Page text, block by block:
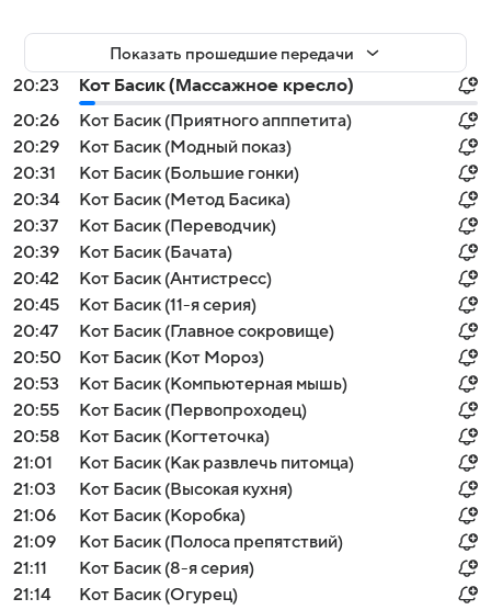
Показать прошедшие передачи
20:23
Кот Басик (Массажное кресло)
20:26
Кот Басик (Приятного апппетита)
20:29
Кот Басик (Модный показ)
20:31
Кот Басик (Большие гонки)
20:34
Кот Басик (Метод Басика)
20:37
Кот Басик (Переводчик)
20:39
Кот Басик (Бачата)
20:42
Кот Басик (Антистресс)
20:45
Кот Басик (11-я серия)
20:47
Кот Басик (Главное сокровище)
20:50
Кот Басик (Кот Мороз)
20:53
Кот Басик (Компьютерная мышь)
20:55
Кот Басик (Первопроходец)
20:58
Кот Басик (Когтеточка)
21:01
Кот Басик (Как развлечь питомца)
21:03
Кот Басик (Высокая кухня)
21:06
Кот Басик (Коробка)
21:09
Кот Басик (Полоса препятствий)
21:11
Кот Басик (8-я серия)
21:14
Кот Басик (Огурец)